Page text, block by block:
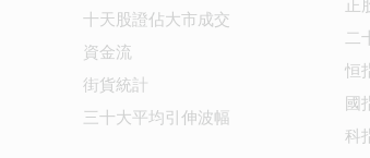
十天股證佔大市成交
資金流
街貨統計
三十大平均引伸波幅
正
二
恒
國
科